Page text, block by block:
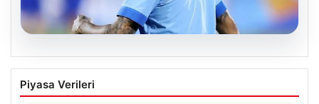
05.08.2026
Neymar’ın maç sonrası gerginlik
yaşadığı anlar!
Piyasa Verileri